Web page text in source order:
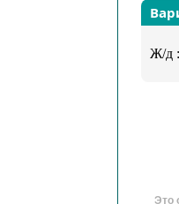
Ж/д :
Это